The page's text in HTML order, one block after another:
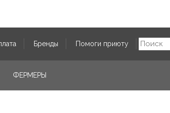
Бренды Помоги приюту
ФЕРМЕРЫ